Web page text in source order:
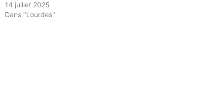
14 juillet 2025
Dans "Lourdes"